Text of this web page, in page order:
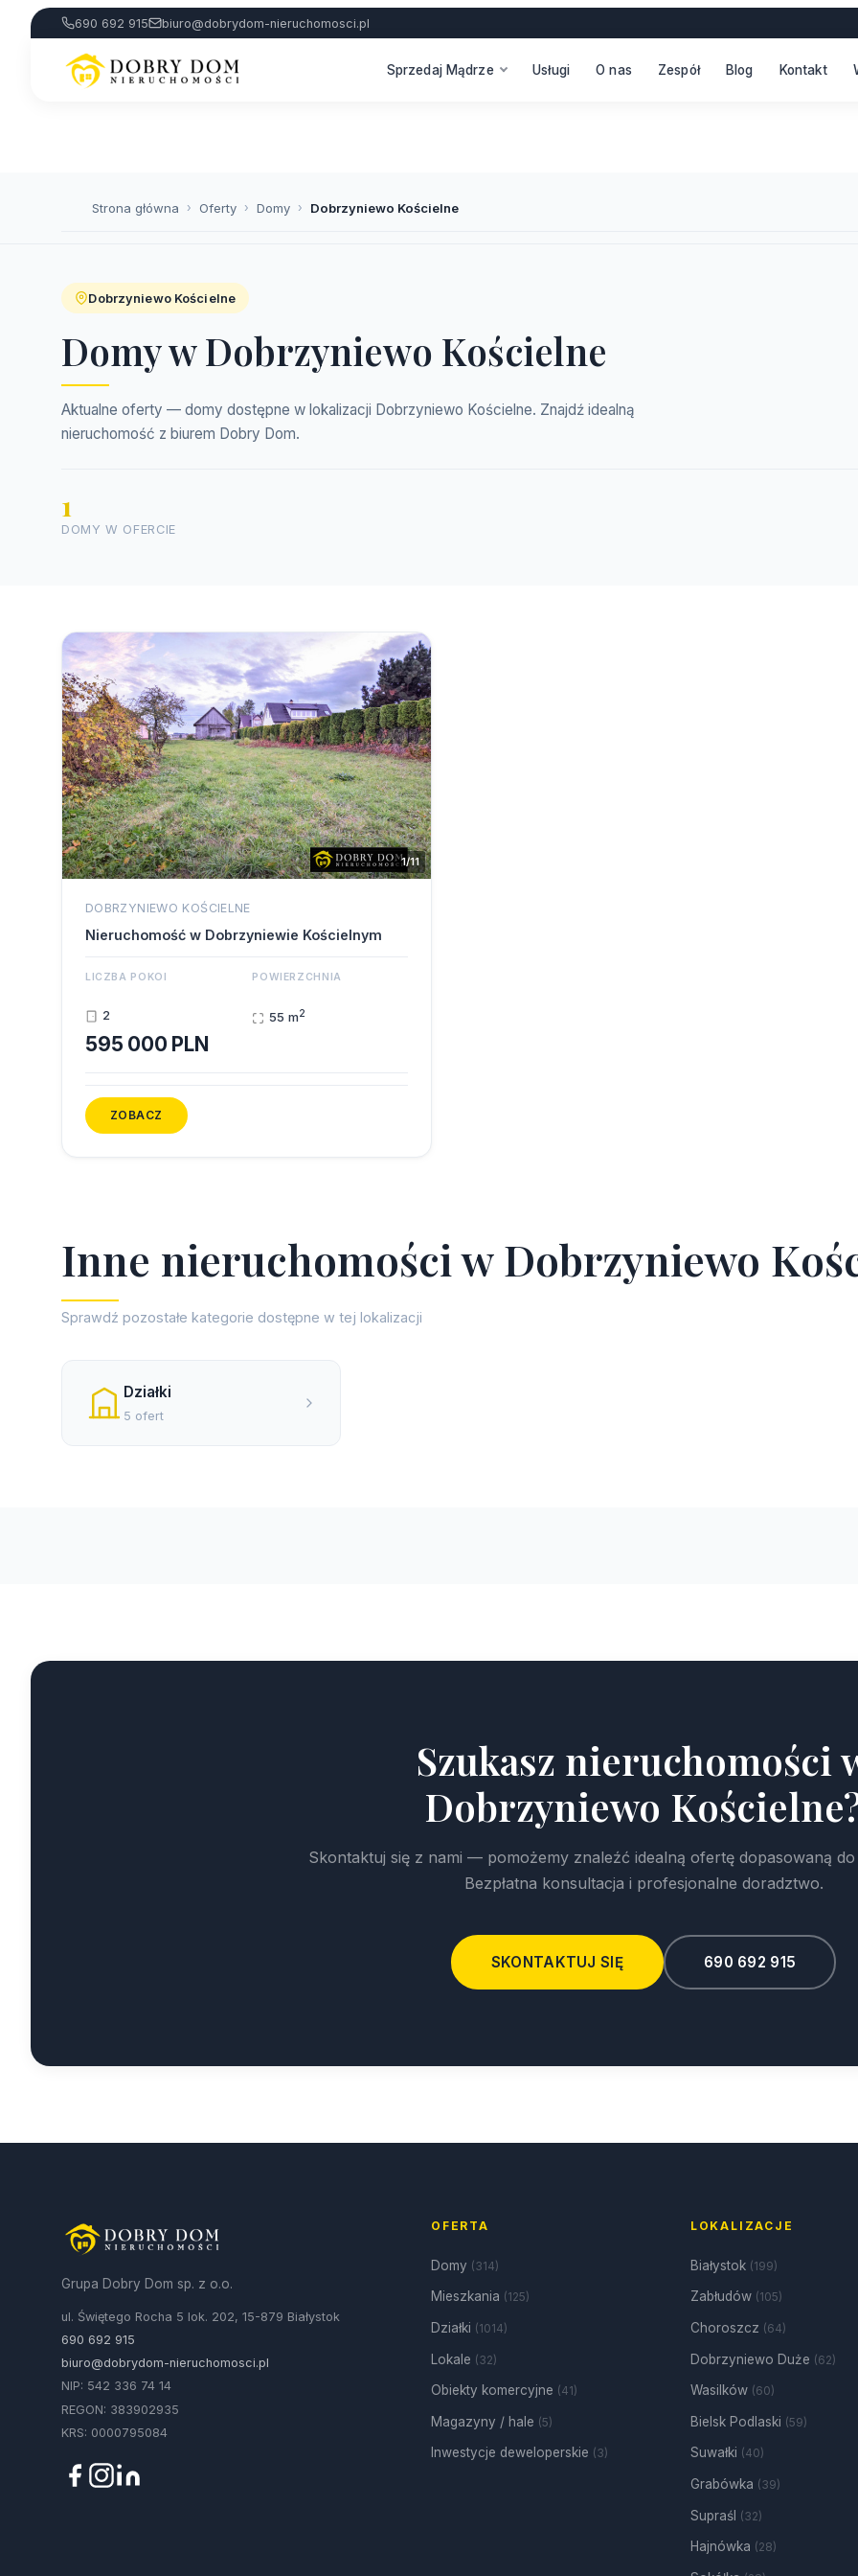
690 692 915 biuro@dobrydom-nieruchomosci.pl
Sprzedaj Mądrze Usługi O nas Zespół Blog Kontakt
Strona główna › Oferty › Domy › Dobrzyniewo Kościelne
Dobrzyniewo Kościelne
Domy w Dobrzyniewo Kościelne
Aktualne oferty — domy dostępne w lokalizacji Dobrzyniewo Kościelne. Znajdź idealną
nieruchomość z biurem Dobry Dom.
1
DOMY W OFERCIE
1/11
DOBRZYNIEWO KOŚCIELNE
Nieruchomość w Dobrzyniewie Kościelnym
LICZBA POKOI
2
POWIERZCHNIA
55 m2
595 000 PLN
ZOBACZ
Inne nieruchomości w Dobrzyniewo Koś
Sprawdź pozostałe kategorie dostępne w tej lokalizacji
Działki
5 ofert
Szukasz nieruchomości
Dobrzyniewo
Skontaktuj się z nami — pomożemy znaleźć idealną ofertę dopasowaną
Bezpłatna konsultacja i profesjonalne doradztwo.
SKONTAKTUJ SIĘ 690 692 915
Grupa Dobry Dom sp. z o.o.
ul. Świętego Rocha 5 lok. 202, 15-879 Białystok
690 692 915
biuro@dobrydom-nieruchomosci.pl
NIP: 542 336 74 14
REGON: 383902935
KRS: 0000795084
OFERTA
Domy (314)
Mieszkania (125)
Działki (1014)
Lokale (32)
Obiekty komercyjne (41)
Magazyny / hale (5)
Inwestycje deweloperskie (3)
LOKALIZACJE
Białystok (199)
Zabłudów (105)
Choroszcz (64)
Dobrzyniewo Duże (62)
Wasilków (60)
Bielsk Podlaski (59)
Suwałki (40)
Grabówka (39)
Supraśl (32)
Hajnówka (28)